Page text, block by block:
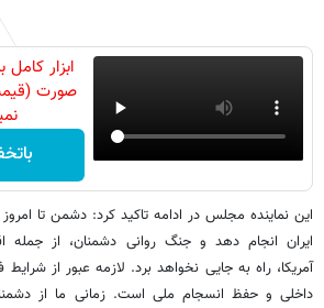
ابزار
صورت
این نماینده مجلس در ادامه تاکید کرد: دشمن تا
ایران انجام دهد و جنگ روانی دشمنان، از جمله
آمریکا، راه به جایی نخواهد برد. لازمه عبور از
داخلی و حفظ انسجام ملی است. زمانی ما از